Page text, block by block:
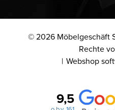
© 2026 Möbelgeschäft
Rechte
Webshop
9,5